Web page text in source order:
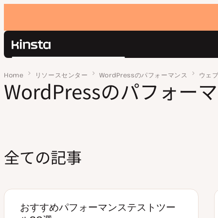
Kinsta®
ソリューション
価格設定
検
索
ログイン
Home リソースセンター WordPressのパフォーマンス ウェ
ページ 3
WordPressのパフォー
全ての記事
おすすめパフォーマンステストツー